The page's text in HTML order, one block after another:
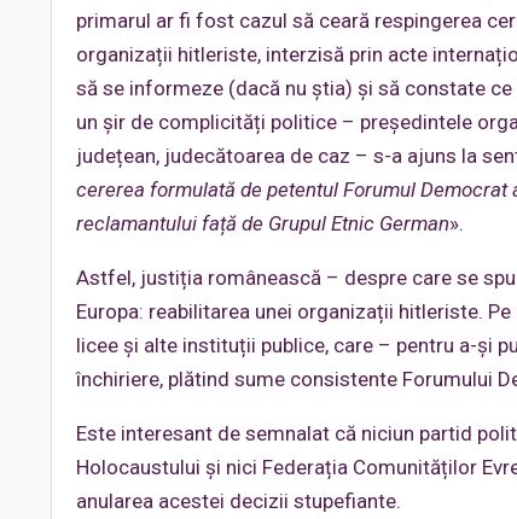
primarul ar fi fost cazul să ceară respingerea
organizații hitleriste, interzisă prin acte
să se informeze (dacă nu știa) și să constate
un șir de complicități politice – președintele
județean, judecătoarea de caz – s-a ajuns la
cererea formulată de petentul Forumul Democrat
reclamantului față de Grupul Etnic German».
Astfel, justiția românească – despre care se
Europa: reabilitarea unei organizații hitleriste.
licee și alte instituții publice, care – pentru a-și
închiriere, plătind sume consistente Forumului
Este interesant de semnalat că niciun partid
Holocaustului și nici Federația Comunităților
anularea acestei decizii stupefiante.